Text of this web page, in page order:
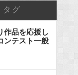
タグ
作品を応援し
ンテスト一般